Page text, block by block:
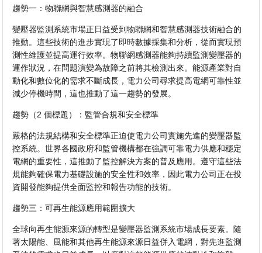
趨勢一：物聯網與智慧感測器的融合
變壓器監測系統市場正日益受到物聯網和智慧感測器技術融合的
推動。這些技術的進步實現了即時數據採集和分析，從而實現預
測性維護並提高運行效率。物聯網感測器能夠持續監測變壓器的
運作狀況，在問題演變為故障之前將其檢測出來。能源產業對自
動化和數位化的需求不斷成長，電力公司尋求提高電網可靠性並
減少停機時間，這也推動了這一趨勢的發展。
趨勢（2 個標題）：監管合規和安全標準
嚴格的法規結構和安全標準正迫使電力公司實施先進的變壓器監
控系統。世界各國政府和監管機構都在強調可靠電力供應和穩定
電網的重要性，這推動了監控解決方案的普及應用。遵守這些法
規能夠確保電力基礎設施的安全性和效率，因此電力公司正在投
資開發能夠提供全面監控和報告功能的技術。
趨勢三：可再生能源應用範圍擴大
全球向再生能源來源的轉型是變壓器監測系統市場成長要素。隨
著太陽能、風能和其他再生能源來源日益併入電網，對先進監測